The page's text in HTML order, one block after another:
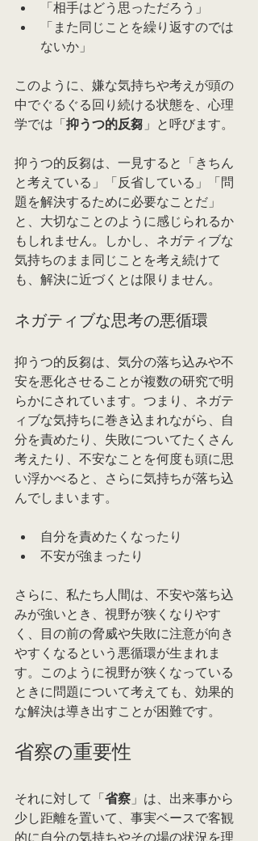
「相手はどう思っただろう」
「また同じことを繰り返すのでは
ないか」
このように、嫌な気持ちや考えが頭の
中でぐるぐる回り続ける状態を、心理
学では「 抑うつ的反芻 」と呼びます。
抑うつ的反芻は、一見すると「きちん
と考えている」「反省している」「問
題を解決するために必要なことだ」
と、大切なことのように感じられるか
もしれません。しかし、ネガティブな
気持ちのまま同じことを考え続けて
も、解決に近づくとは限りません。
ネガティブな思考の悪循環
抑うつ的反芻は、気分の落ち込みや不
安を悪化させることが複数の研究で明
らかにされています。つまり、ネガテ
ィブな気持ちに巻き込まれながら、自
分を責めたり、失敗についてたくさん
考えたり、不安なことを何度も頭に思
い浮かべると、さらに気持ちが落ち込
んでしまいます。
自分を責めたくなったり
不安が強まったり
さらに、私たち人間は、不安や落ち込
みが強いとき、視野が狭くなりやす
く、目の前の脅威や失敗に注意が向き
やすくなるという悪循環が生まれま
す。このように視野が狭くなっている
ときに問題について考えても、効果的
な解決は導き出すことが困難です。
省察の重要性
それに対して「 省察 」は、出来事から
少し距離を置いて、事実ベースで客観
的に自分の気持ちやその場の状況を理